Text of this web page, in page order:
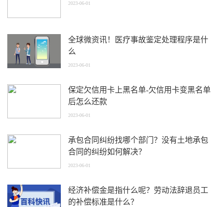
2023-06-01
全球微资讯！医疗事故鉴定处理程序是什
么
2023-06-01
保定欠信用卡上黑名单-欠信用卡变黑名单
后怎么还款
2023-06-01
承包合同纠纷找哪个部门？没有土地承包
合同的纠纷如何解决？
2023-06-01
经济补偿金是指什么呢？劳动法辞退员工
的补偿标准是什么？